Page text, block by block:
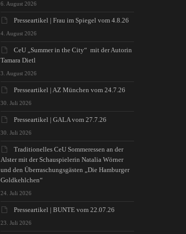
6. August 2026
Presseartikel | Frau im Spiegel vom 4.8.26
4. August 2026
CeU „Summer in the City“ mit der Autorin
Tamara Dietl
3. August 2026
Presseartikel | AZ München vom 24.7.26
30. Juli 2026
Presseartikel | GALA vom 27.7.26
30. Juli 2026
Traditionelles CeU Sommeressen an der
Alster mit der Schauspielerin Natalia Wörner
und den Überraschungsgästen „Die Hamburger
Goldkehlchen“
24. Juli 2026
Presseartikel | BUNTE vom 22.07.26
23. Juli 2026